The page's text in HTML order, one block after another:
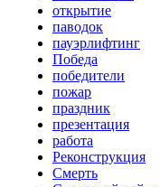
открытие
паводок
пауэрлифтинг
Победа
победители
пожар
праздник
презентация
работа
Реконструкция
Смерть